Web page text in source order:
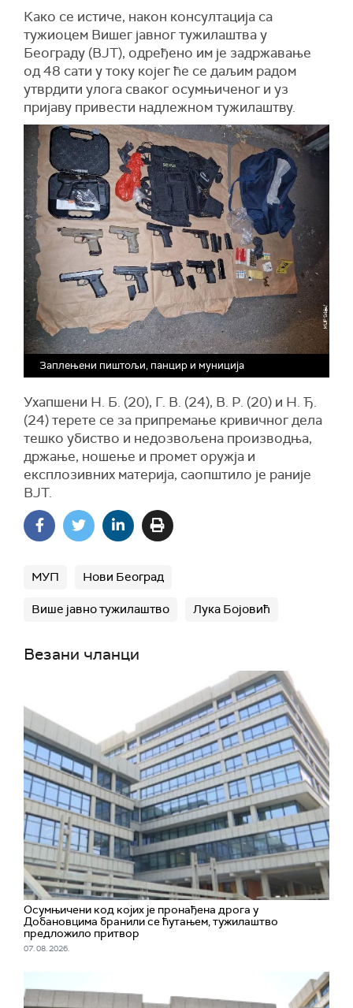
Како се истиче, након консултација са
тужиоцем Вишег јавног тужилаштва у
Београду (ВЈТ), одређено им је задржавање
од 48 сати у току којег ће се даљим радом
утврдити улога сваког осумњиченог и уз
пријаву привести надлежном тужилаштву.
Заплењени пиштољи, панцир и муниција
Ухапшени Н. Б. (20), Г. В. (24), В. Р. (20) и Н. Ђ.
(24) терете се за припремање кривичног дела
тешко убиство и недозвољена производња,
држање, ношење и промет оружја и
експлозивних материја, саопштило је раније
ВЈТ.
МУП Нови Београд
Више јавно тужилаштво Лука Бојовић
Везани чланци
Осумњичени код којих је пронађена дрога у
Добановцима бранили се ћутањем, тужилаштво
предложило притвор
07. 08. 2026.